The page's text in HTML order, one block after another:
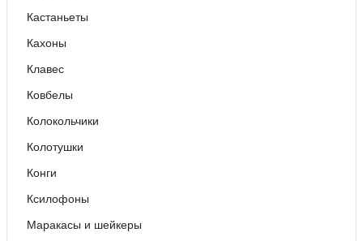
Кастаньеты
Кахоны
Клавес
Ковбелы
Колокольчики
Колотушки
Конги
Ксилофоны
Маракасы и шейкеры